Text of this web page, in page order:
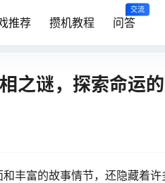
推荐 攒机教程 问答
交流
之谜，探索命运的
丰富的故事情节，还隐藏着